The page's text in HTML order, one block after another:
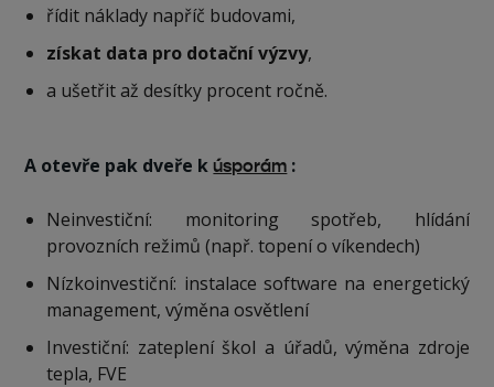
řídit náklady napříč budovami,
získat data pro dotační výzvy,
a ušetřit až desítky procent ročně.
A otevře pak dveře kúsporám :
Neinvestiční: monitoring spotřeb, hlídání
provozních režimů (např. topení o víkendech)
Nízkoinvestiční: instalace software na energetický
management, výměna osvětlení
Investiční: zateplení škol a úřadů, výměna zdroje
tepla, FVE